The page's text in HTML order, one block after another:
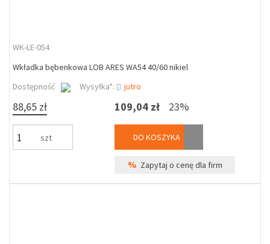
WK-LE-054
Wkładka bębenkowa LOB ARES WA54 40/60 nikiel
Dostępność
Wysyłka*: jutro
88,65 zł
szt
109,04 zł 23%
DO KOSZYKA
% Zapytaj o cenę dla firm